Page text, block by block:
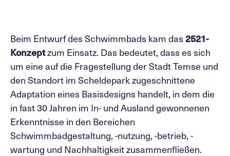
Beim Entwurf des Schwimmbads kam das 2521-
Konzeptzum Einsatz. Das bedeutet, dass es sich
um eine auf die Fragestellung der Stadt Temse und
den Standort im Scheldepark zugeschnittene
Adaptation eines Basisdesigns handelt, in dem die
in fast 30 Jahren im In- und Ausland gewonnenen
Erkenntnisse in den Bereichen
Schwimmbadgestaltung, -nutzung, -betrieb, -
wartung und Nachhaltigkeit zusammenfließen.